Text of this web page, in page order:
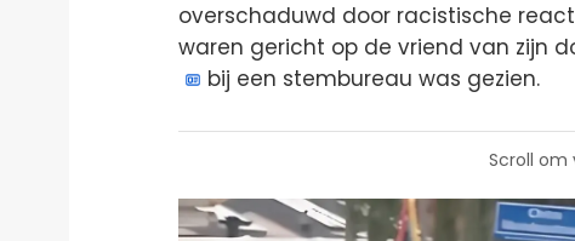
overschaduwd door racistische
waren gericht op de vriend van zijn
bij een stembureau was gezien.
Scroll om